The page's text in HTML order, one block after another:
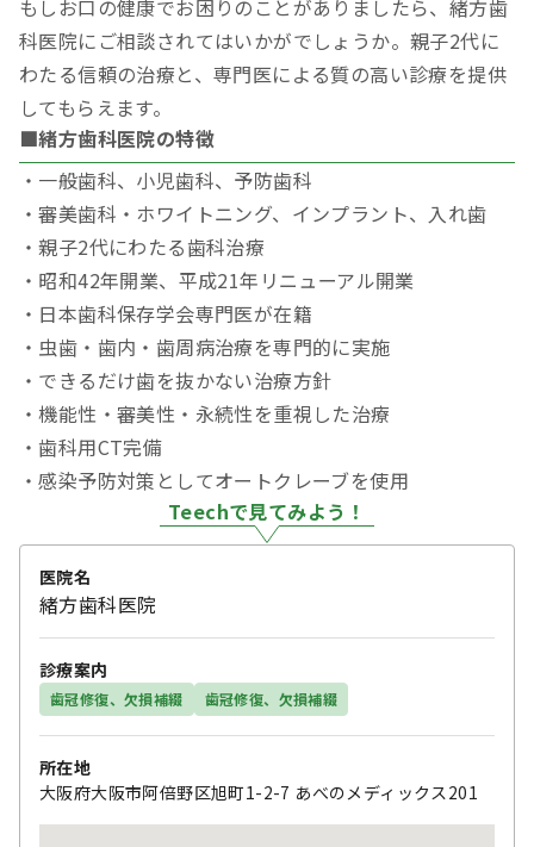
もしお口の健康でお困りのことがありましたら、緒方歯
科医院にご相談されてはいかがでしょうか。親子2代に
わたる信頼の治療と、専門医による質の高い診療を提供
してもらえます。
■緒方歯科医院の特徴
・一般歯科、小児歯科、予防歯科
・審美歯科・ホワイトニング、インプラント、入れ歯
・親子2代にわたる歯科治療
・昭和42年開業、平成21年リニューアル開業
・日本歯科保存学会専門医が在籍
・虫歯・歯内・歯周病治療を専門的に実施
・できるだけ歯を抜かない治療方針
・機能性・審美性・永続性を重視した治療
・歯科用CT完備
・感染予防対策としてオートクレーブを使用
Teechで見てみよう！
医院名
緒方歯科医院
診療案内
歯冠修復、欠損補綴 歯冠修復、欠損補綴
所在地
大阪府大阪市阿倍野区旭町1-2-7 あべのメディックス201